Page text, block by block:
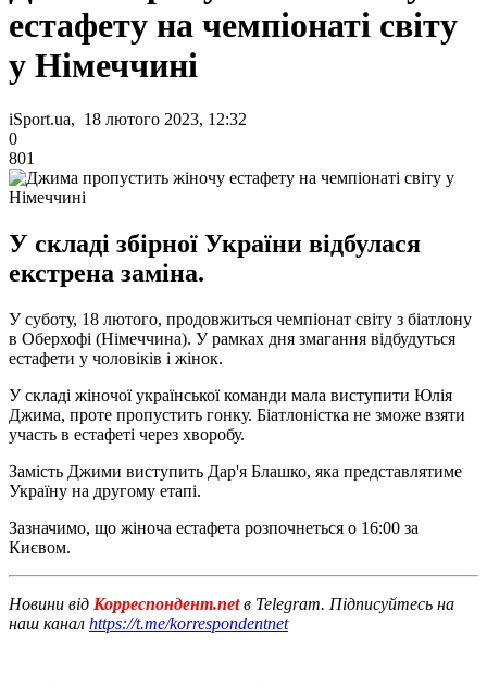
естафету на чемпіонаті світу
у Німеччині
iSport.ua, 18 лютого 2023, 12:32
0
801
У складі збірної України відбулася
екстрена заміна.
У суботу, 18 лютого, продовжиться чемпіонат світу з біатлону
в Оберхофі (Німеччина). У рамках дня змагання відбудуться
естафети у чоловіків і жінок.
У складі жіночої української команди мала виступити Юлія
Джима, проте пропустить гонку. Біатлоністка не зможе взяти
участь в естафеті через хворобу.
Замість Джими виступить Дар'я Блашко, яка представлятиме
Україну на другому етапі.
Зазначимо, що жіноча естафета розпочнеться о 16:00 за
Києвом.
Новини від Корреспондент.netв Telegram. Підписуйтесь на
наш канал https://t.me/korrespondentnet